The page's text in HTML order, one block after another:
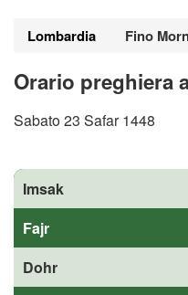
Lombardia Fino
Orario preghiera
Sabato 23 Safar 1448
Imsak
Fajr
Dohr